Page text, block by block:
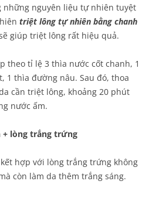
những nguyên liệu tự nhiên tuyệt
triệt lông tự nhiên bằng chanh
giúp triệt lông rất hiệu quả.
theo tỉ lệ 3 thìa nước cốt chanh, 1
1 thìa đường nâu. Sau đó, thoa
cần triệt lông, khoảng 20 phút
nước ấm.
+ lòng trắng trứng
kết hợp với lòng trắng trứng không
còn làm da thêm trắng sáng.